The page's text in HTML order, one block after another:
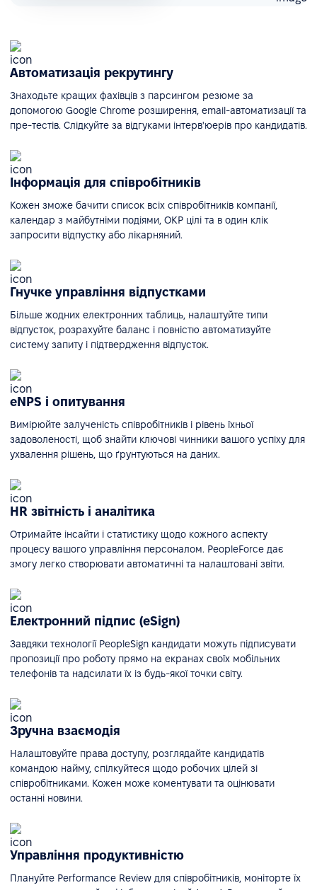
Автоматизація рекрутингу
Знаходьте кращих фахівців з парсингом резюме за
допомогою Google Chrome розширення, email-автоматизації та
пре-тестів. Слідкуйте за відгуками інтерв'юерів про кандидатів.
Інформація для співробітників
Кожен зможе бачити список всіх співробітників компанії,
календар з майбутніми подіями, ОКР цілі та в один клік
запросити відпустку або лікарняний.
Гнучке управління відпустками
Більше жодних електронних таблиць, налаштуйте типи
відпусток, розрахуйте баланс і повністю автоматизуйте
систему запиту і підтвердження відпусток.
eNPS і опитування
Вимірюйте залученість співробітників і рівень їхньої
задоволеності, щоб знайти ключові чинники вашого успіху для
ухвалення рішень, що ґрунтуються на даних.
HR звітність і аналітика
Отримайте інсайти і статистику щодо кожного аспекту
процесу вашого управління персоналом. PeopleForce дає
змогу легко створювати автоматичні та налаштовані звіти.
Електронний підпис (eSign)
Завдяки технології PeopleSign кандидати можуть підписувати
пропозиції про роботу прямо на екранах своїх мобільних
телефонів та надсилати їх із будь-якої точки світу.
Зручна взаємодія
Налаштовуйте права доступу, розглядайте кандидатів
командою найму, спілкуйтеся щодо робочих цілей зі
співробітниками. Кожен може коментувати та оцінювати
останні новини.
Управління продуктивністю
Плануйте Performance Review для співробітників, моніторте їх